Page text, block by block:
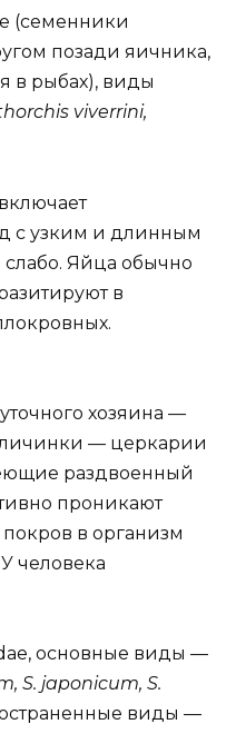
(семенники
позади яичника,
в рыбах), виды
viverrini,
включает
с узким и длинным
Яйца обычно
в
хозяина —
— церкарии
раздвоенный
проникают
в организм
человека
основные виды —
S. japonicum, S.
виды —